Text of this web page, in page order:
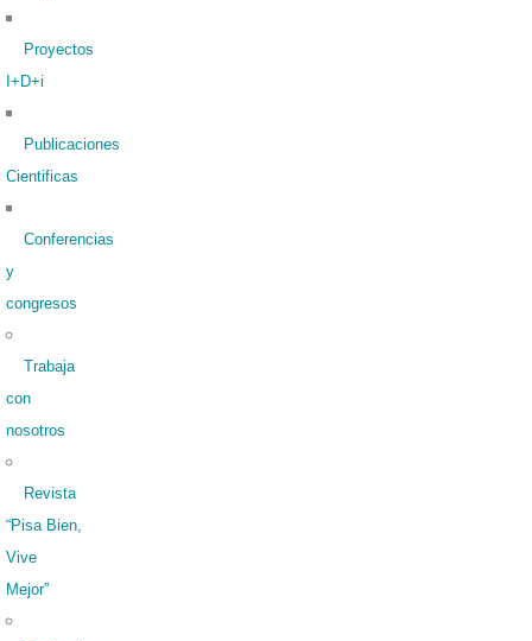
Proyectos
I+D+i
Publicaciones
Cientificas
Conferencias
y
congresos
Trabaja
con
nosotros
Revista
“Pisa Bien,
Vive
Mejor”